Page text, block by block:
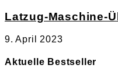
Latzug-Maschine-
9. April 2023
Aktuelle Bestseller